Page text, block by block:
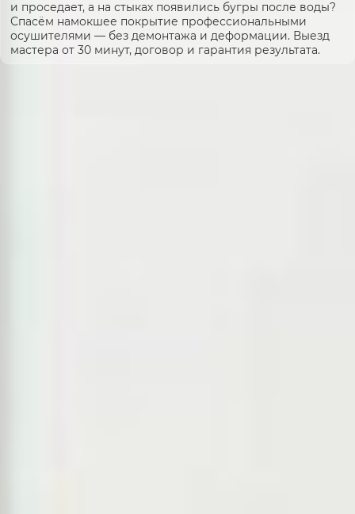
и проседает, а на стыках появились бугры после воды?
Спасём намокшее покрытие профессиональными
осушителями — без демонтажа и деформации. Выезд
мастера от 30 минут, договор и гарантия результата.